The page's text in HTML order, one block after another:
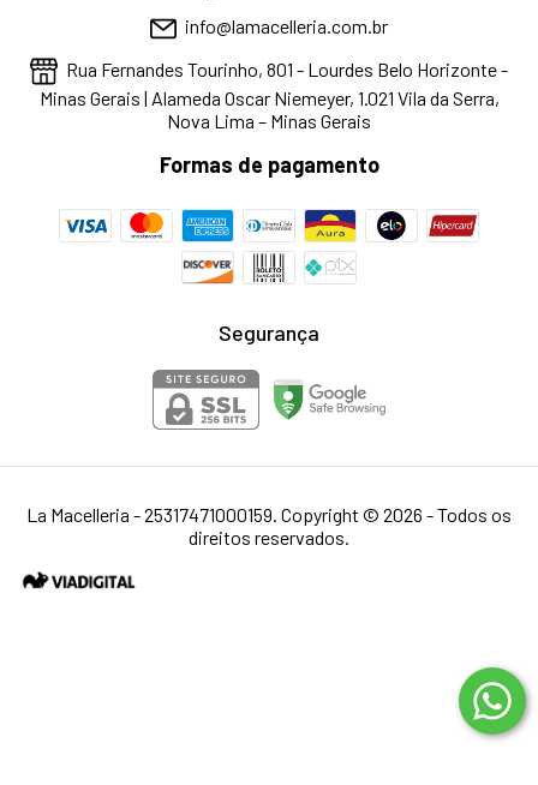
info@lamacelleria.com.br
Rua Fernandes Tourinho, 801 - Lourdes Belo Horizonte -
Minas Gerais | Alameda Oscar Niemeyer, 1.021 Vila da Serra,
Nova Lima – Minas Gerais
Formas de pagamento
Segurança
La Macelleria - 25317471000159. Copyright © 2026 - Todos os
direitos reservados.